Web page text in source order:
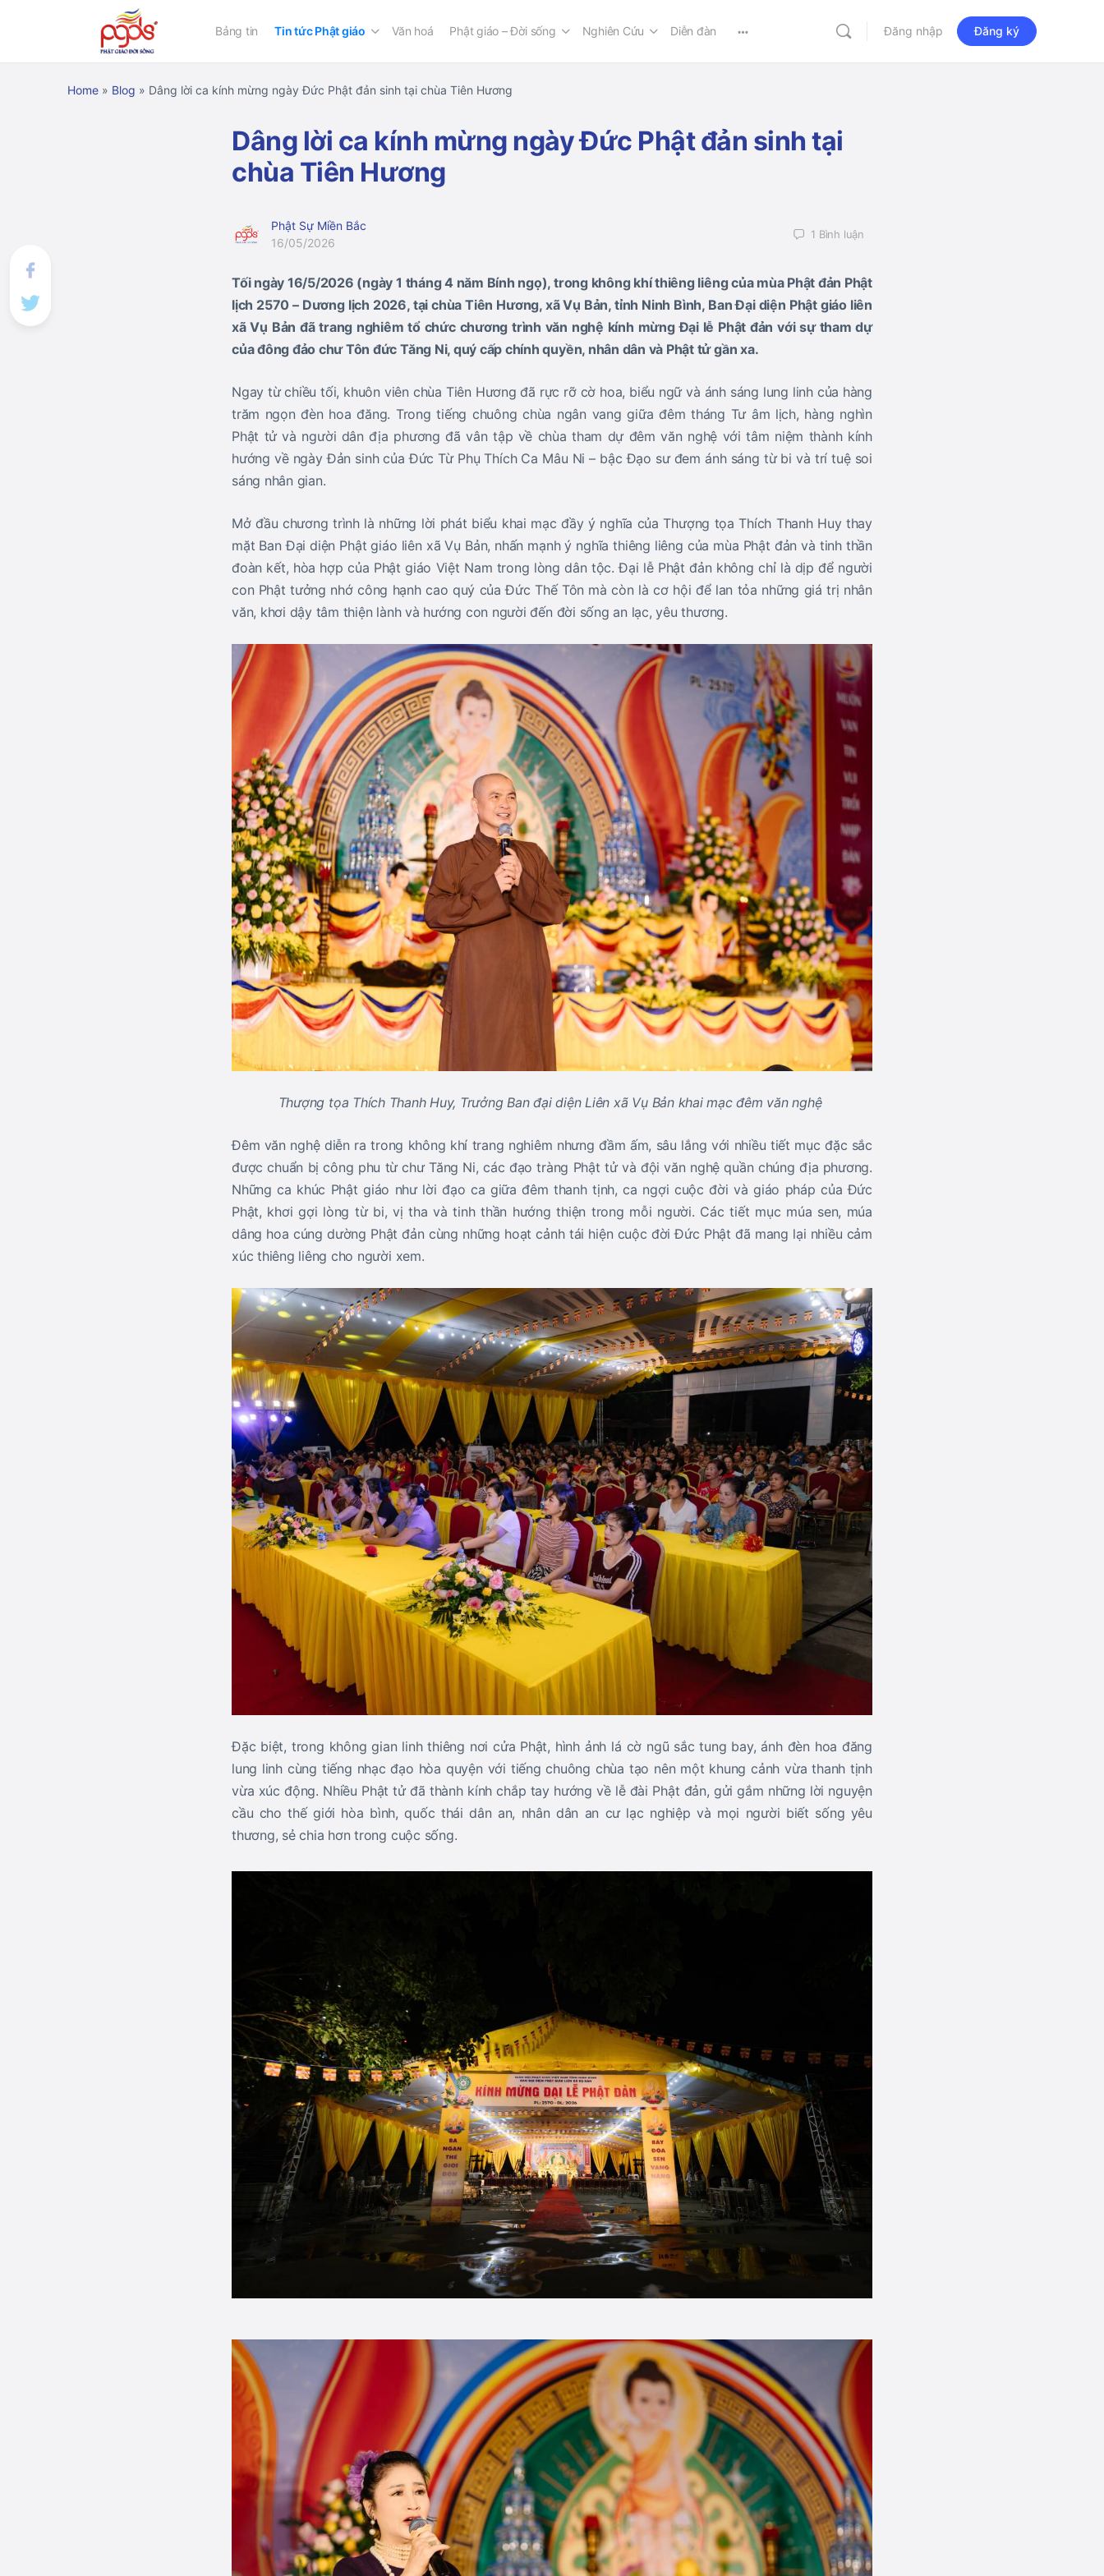
Bảng tin Tin tức Phật giáo Văn hoá Phật giáo – Đời sống Nghiên Cứu Diễn đàn Đăng nhập Đăng ký
Home » Blog » Dâng lời ca kính mừng ngày Đức Phật đản sinh tại chùa Tiên Hương
Dâng lời ca kính mừng ngày Đức Phật đản sinh tại
chùa Tiên Hương
Phật Sự Miền Bắc
16/05/2026
1 Bình luận
Tối ngày 16/5/2026 (ngày 1 tháng 4 năm Bính ngọ), trong không khí thiêng liêng của mùa Phật đản Phật
lịch 2570 – Dương lịch 2026, tại chùa Tiên Hương, xã Vụ Bản, tỉnh Ninh Bình, Ban Đại diện Phật giáo liên
xã Vụ Bản đã trang nghiêm tổ chức chương trình văn nghệ kính mừng Đại lễ Phật đản với sự tham dự
của đông đảo chư Tôn đức Tăng Ni, quý cấp chính quyền, nhân dân và Phật tử gần xa.
Ngay từ chiều tối, khuôn viên chùa Tiên Hương đã rực rỡ cờ hoa, biểu ngữ và ánh sáng lung linh của hàng
trăm ngọn đèn hoa đăng. Trong tiếng chuông chùa ngân vang giữa đêm tháng Tư âm lịch, hàng nghìn
Phật tử và người dân địa phương đã vân tập về chùa tham dự đêm văn nghệ với tâm niệm thành kính
hướng về ngày Đản sinh của Đức Từ Phụ Thích Ca Mâu Ni – bậc Đạo sư đem ánh sáng từ bi và trí tuệ soi
sáng nhân gian.
Mở đầu chương trình là những lời phát biểu khai mạc đầy ý nghĩa của Thượng tọa Thích Thanh Huy thay
mặt Ban Đại diện Phật giáo liên xã Vụ Bản, nhấn mạnh ý nghĩa thiêng liêng của mùa Phật đản và tinh thần
đoàn kết, hòa hợp của Phật giáo Việt Nam trong lòng dân tộc. Đại lễ Phật đản không chỉ là dịp để người
con Phật tưởng nhớ công hạnh cao quý của Đức Thế Tôn mà còn là cơ hội để lan tỏa những giá trị nhân
văn, khơi dậy tâm thiện lành và hướng con người đến đời sống an lạc, yêu thương.
Thượng tọa Thích Thanh Huy, Trưởng Ban đại diện Liên xã Vụ Bản khai mạc đêm văn nghệ
Đêm văn nghệ diễn ra trong không khí trang nghiêm nhưng đầm ấm, sâu lắng với nhiều tiết mục đặc sắc
được chuẩn bị công phu từ chư Tăng Ni, các đạo tràng Phật tử và đội văn nghệ quần chúng địa phương.
Những ca khúc Phật giáo như lời đạo ca giữa đêm thanh tịnh, ca ngợi cuộc đời và giáo pháp của Đức
Phật, khơi gợi lòng từ bi, vị tha và tinh thần hướng thiện trong mỗi người. Các tiết mục múa sen, múa
dâng hoa cúng dường Phật đản cùng những hoạt cảnh tái hiện cuộc đời Đức Phật đã mang lại nhiều cảm
xúc thiêng liêng cho người xem.
Đặc biệt, trong không gian linh thiêng nơi cửa Phật, hình ảnh lá cờ ngũ sắc tung bay, ánh đèn hoa đăng
lung linh cùng tiếng nhạc đạo hòa quyện với tiếng chuông chùa tạo nên một khung cảnh vừa thanh tịnh
vừa xúc động. Nhiều Phật tử đã thành kính chắp tay hướng về lễ đài Phật đản, gửi gắm những lời nguyện
cầu cho thế giới hòa bình, quốc thái dân an, nhân dân an cư lạc nghiệp và mọi người biết sống yêu
thương, sẻ chia hơn trong cuộc sống.